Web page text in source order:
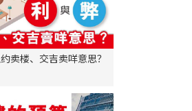
卖楼、交吉卖咩意思？